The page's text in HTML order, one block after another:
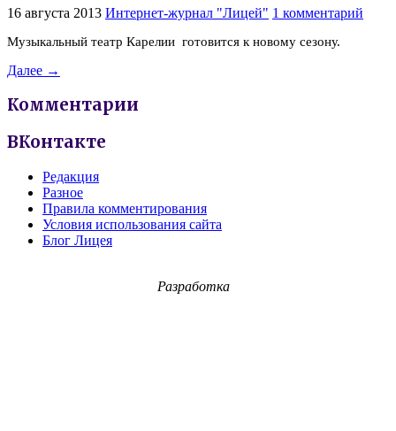
16 августа 2013 Интернет-журнал "Лицей" 1 комментарий
Музыкальный театр Карелии готовится к новому сезону.
Далее →
Комментарии
ВКонтакте
Редакция
Разное
Правила комментирования
Условия использования сайта
Блог Лицея
Разработка